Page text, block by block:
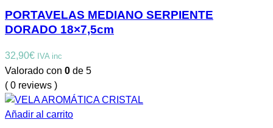
PORTAVELAS MEDIANO SERPIENTE
DORADO 18×7,5cm
32,90€ IVA inc
Valorado con 0 de 5
( 0 reviews )
Añadir al carrito